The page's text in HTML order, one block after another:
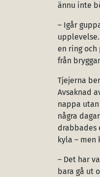
ännu inte
– Igår
en ring och
från
Tjejerna
Avsaknad
nappa
några
drabbades
kyla – men
– Det har
bara gå ut